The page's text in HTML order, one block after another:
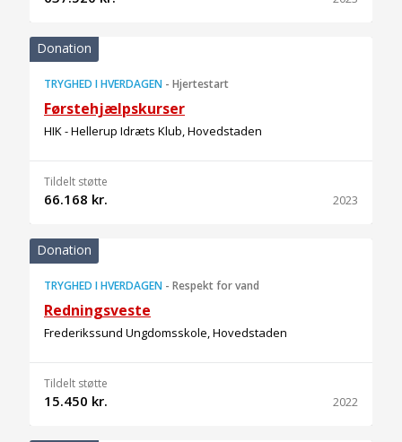
Donation
TRYGHED I HVERDAGEN - Hjertestart
Førstehjælpskurser
HIK - Hellerup Idræts Klub, Hovedstaden
Tildelt støtte
66.168 kr. 2023
Donation
TRYGHED I HVERDAGEN - Respekt for vand
Redningsveste
Frederikssund Ungdomsskole, Hovedstaden
Tildelt støtte
15.450 kr. 2022